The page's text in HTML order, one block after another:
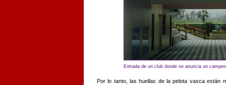
Entrada de un club donde se anuncia un
Por lo tanto, las huellas de la pelota vasca están